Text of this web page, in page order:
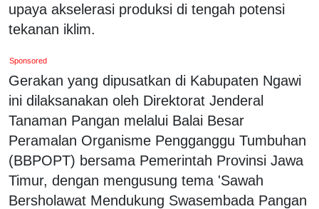
upaya akselerasi produksi di tengah potensi
tekanan iklim.
Sponsored
Gerakan yang dipusatkan di Kabupaten Ngawi
ini dilaksanakan oleh Direktorat Jenderal
Tanaman Pangan melalui Balai Besar
Peramalan Organisme Pengganggu Tumbuhan
(BBPOPT) bersama Pemerintah Provinsi Jawa
Timur, dengan mengusung tema 'Sawah
Bersholawat Mendukung Swasembada Pangan